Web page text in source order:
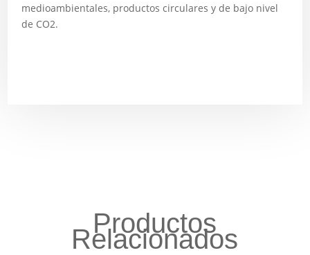
medioambientales, productos circulares y de bajo nivel
de CO2.
Productos
Relacionados